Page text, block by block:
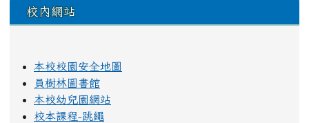
校內網站
本校校園安全地圖
員樹林圖書館
本校幼兒園網站
校本課程-跳繩